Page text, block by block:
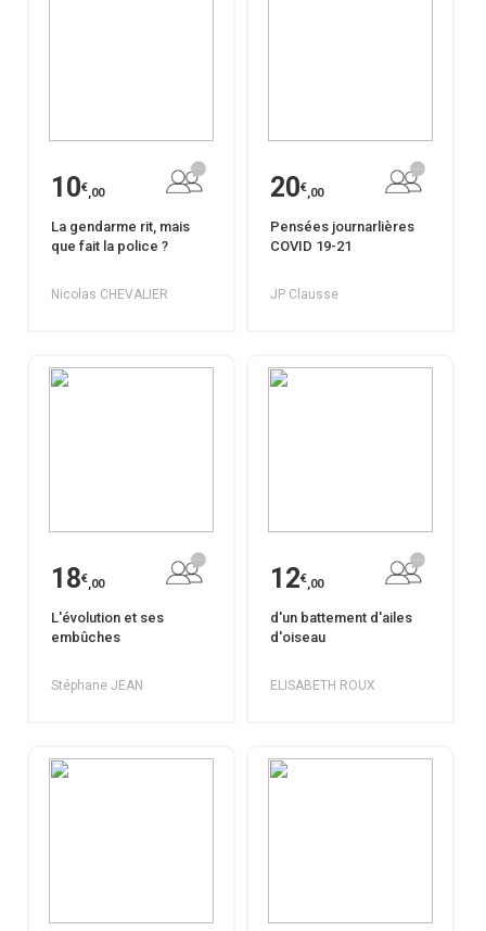
10€,00
La gendarme rit, mais
que fait la police ?
Nicolas CHEVALIER
20€,00
Pensées journarlières
COVID 19-21
JP Clausse
18€,00
L'évolution et ses
embûches
Stéphane JEAN
12€,00
d'un battement d'ailes
d'oiseau
ELISABETH ROUX